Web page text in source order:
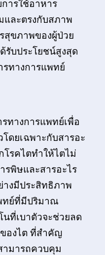
ารใช้อาหาร
และตรงกับสภาพ
สุขภาพของผู้ป่วย
รับประโยชน์สูงสุด
รทางการแพทย์
ทางการแพทย์เพื่อ
ดยเฉพาะกับสารอะ
โรคไตทำให้ไตไม่
รพิษและสารอะไร
างมีประสิทธิภาพ
ทย์ที่มีปริมาณ
ที่เบาตัวจะช่วยลด
องไต ที่สำคัญ
ามารถควบคุม